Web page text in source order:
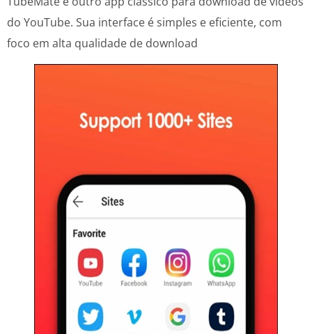
do YouTube. Sua interface é simples e eficiente, com
foco em alta qualidade de download